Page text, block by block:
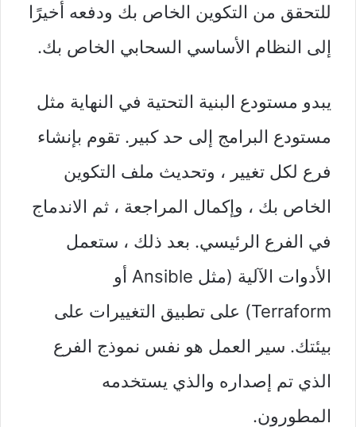
للتحقق من التكوين الخاص بك ودفعه أخيرًا
إلى النظام الأساسي السحابي الخاص بك.
يبدو مستودع البنية التحتية في النهاية مثل
مستودع البرامج إلى حد كبير. تقوم بإنشاء
فرع لكل تغيير ، وتحديث ملف التكوين
الخاص بك ، وإكمال المراجعة ، ثم الاندماج
في الفرع الرئيسي. بعد ذلك ، ستعمل
الأدوات الآلية (مثل Ansible أو
Terraform) على تطبيق التغييرات على
بيئتك. سير العمل هو نفس نموذج الفرع
الذي تم إصداره والذي يستخدمه
المطورون.